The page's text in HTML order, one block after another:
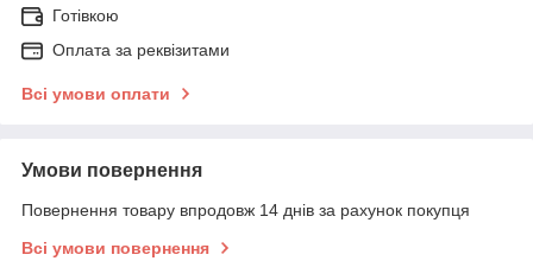
Готівкою
Оплата за реквізитами
Всі умови оплати
Умови повернення
Повернення товару впродовж 14 днів за рахунок покупця
Всі умови повернення